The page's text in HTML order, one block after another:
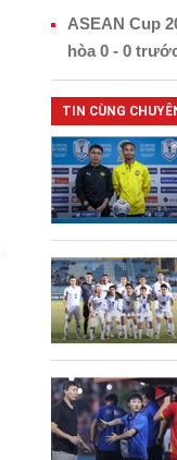
ASEAN Cup
hòa 0 - 0
TIN CÙNG